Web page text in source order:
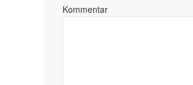
Kommentar